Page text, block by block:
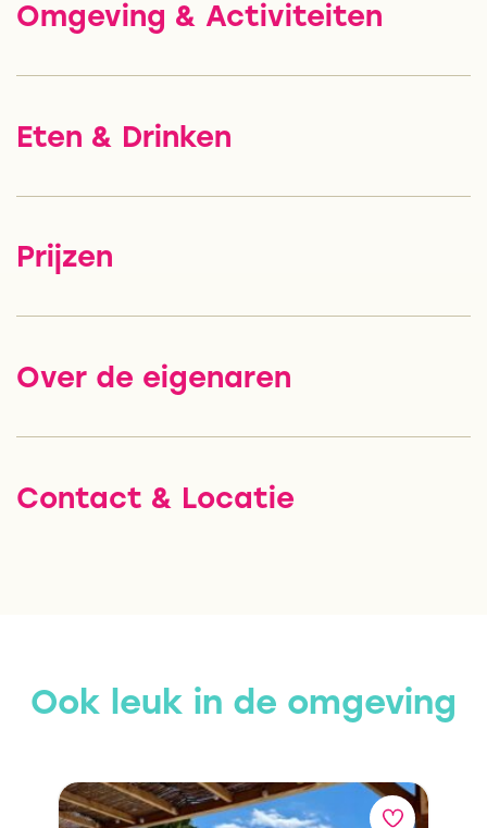
Omgeving & Activiteiten
Eten & Drinken
Prijzen
Over de eigenaren
Contact & Locatie
Ook leuk in de omgeving